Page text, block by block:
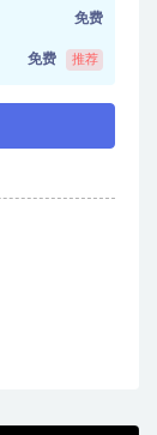
免费
免费 推荐